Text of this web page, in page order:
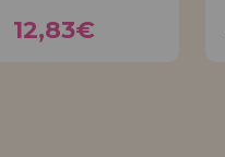
12,83€